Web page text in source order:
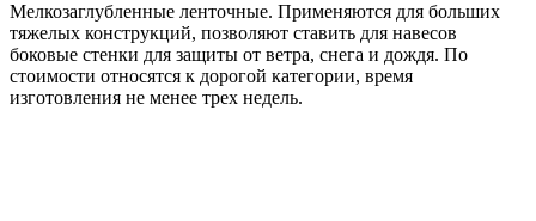
Мелкозаглубленные ленточные. Применяются для больших
тяжелых конструкций, позволяют ставить для навесов
боковые стенки для защиты от ветра, снега и дождя. По
стоимости относятся к дорогой категории, время
изготовления не менее трех недель.